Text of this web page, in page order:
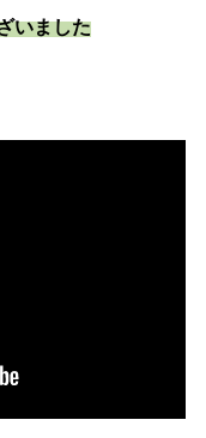
いました